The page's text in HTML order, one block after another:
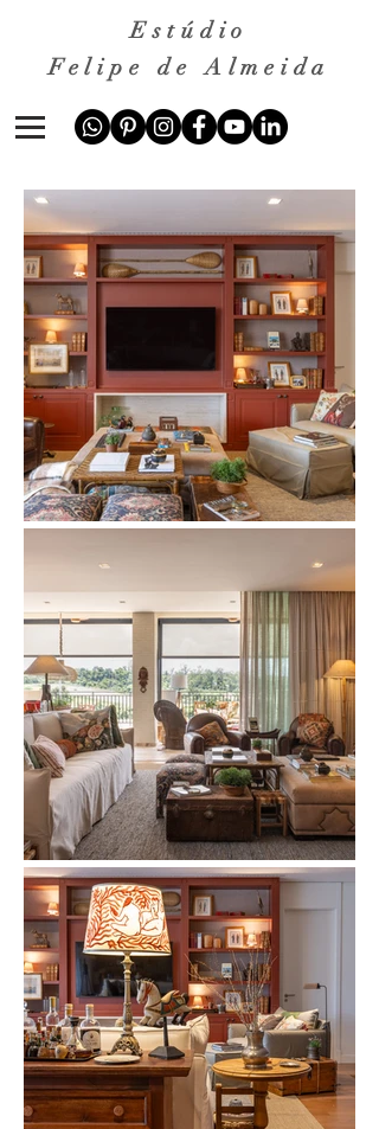
Estúdio
Felipe de Almeida